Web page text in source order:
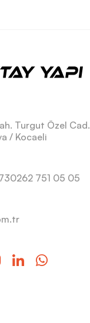
Turgut Özel Cad.
/ Kocaeli
0262 751 05 05